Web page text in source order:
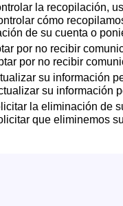
la recopilación,
cómo
de su cuenta o
por no recibir
por no recibir
su información
su información
la eliminación de
que eliminemos